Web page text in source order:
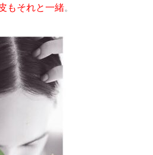
もそれと一緒。